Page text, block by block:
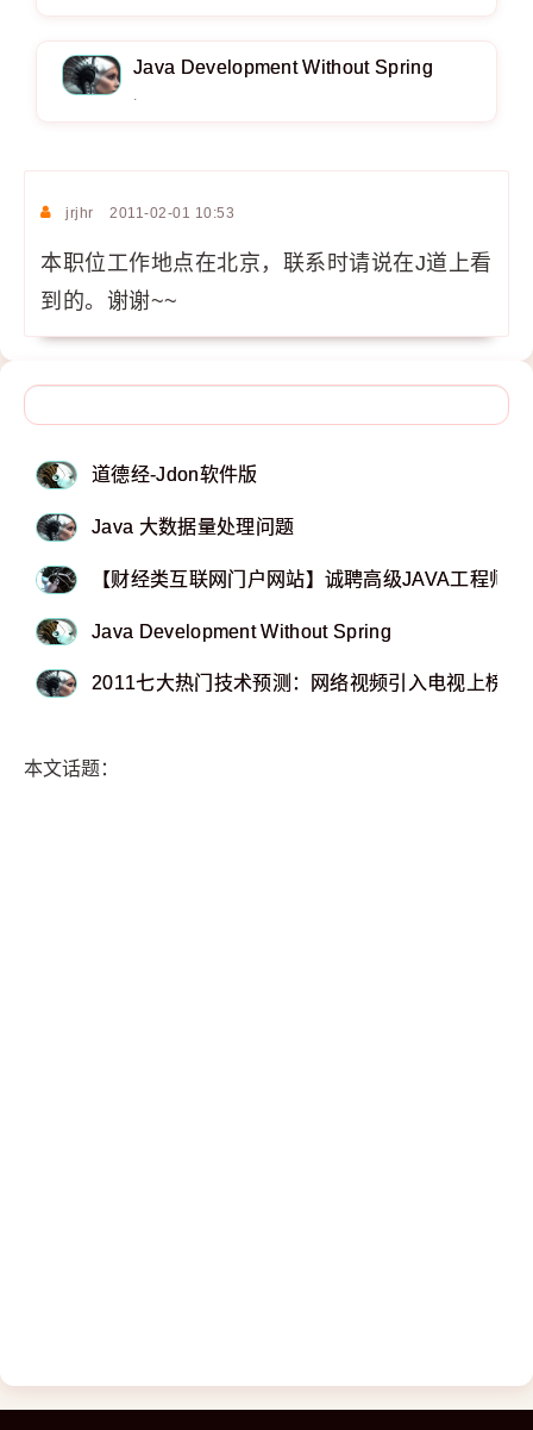
Java Development Without Spring
.
jrjhr 2011-02-01 10:53
本职位工作地点在北京，联系时请说在J道上看
到的。谢谢~~
道德经-Jdon软件版
Java 大数据量处理问题
【财经类互联网门户网站】诚聘高级JAVA工程师
Java Development Without Spring
2011七大热门技术预测：网络视频引入电视上榜_
本文话题：